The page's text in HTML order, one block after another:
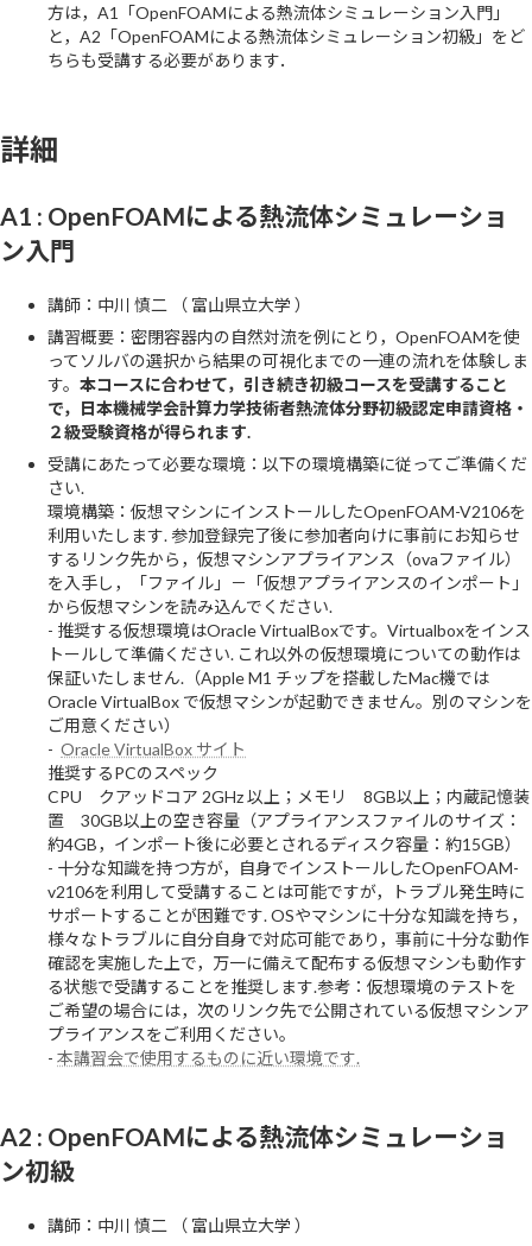
方は，A1「OpenFOAMによる熱流体シミュレーション入門」
と，A2「OpenFOAMによる熱流体シミュレーション初級」をど
ちらも受講する必要があります．
詳細
A1 : OpenFOAMによる熱流体シミュレーショ
ン入門
講師：中川 慎二 （ 富山県立大学 ）
講習概要：密閉容器内の自然対流を例にとり，OpenFOAMを使
ってソルバの選択から結果の可視化までの一連の流れを体験しま
す。 本コースに合わせて，引き続き初級コースを受講すること
で，日本機械学会計算力学技術者熱流体分野初級認定申請資格・
２級受験資格が得られます.
受講にあたって必要な環境：以下の環境構築に従ってご準備くだ
さい.
環境構築：仮想マシンにインストールしたOpenFOAM-V2106を
利用いたします. 参加登録完了後に参加者向けに事前にお知らせ
するリンク先から，仮想マシンアプライアンス（ovaファイル）
を入手し，「ファイル」－「仮想アプライアンスのインポート」
から仮想マシンを読み込んでください.
- 推奨する仮想環境はOracle VirtualBoxです。Virtualboxをインス
トールして準備ください. これ以外の仮想環境についての動作は
保証いたしません.（Apple M1 チップを搭載したMac機では
Oracle VirtualBox で仮想マシンが起動できません。別のマシンを
ご用意ください）
- Oracle VirtualBox サイト
推奨するPCのスペック
CPU クアッドコア 2GHz 以上；メモリ 8GB以上；内蔵記憶装
置 30GB以上の空き容量（アプライアンスファイルのサイズ：
約4GB，インポート後に必要とされるディスク容量：約15GB）
- 十分な知識を持つ方が，自身でインストールしたOpenFOAM-
v2106を利用して受講することは可能ですが，トラブル発生時に
サポートすることが困難です. OSやマシンに十分な知識を持ち，
様々なトラブルに自分自身で対応可能であり，事前に十分な動作
確認を実施した上で，万一に備えて配布する仮想マシンも動作す
る状態で受講することを推奨します.参考：仮想環境のテストを
ご希望の場合には，次のリンク先で公開されている仮想マシンア
プライアンスをご利用ください。
- 本講習会で使用するものに近い環境です.
A2 : OpenFOAMによる熱流体シミュレーショ
ン初級
講師：中川 慎二 （ 富山県立大学 ）